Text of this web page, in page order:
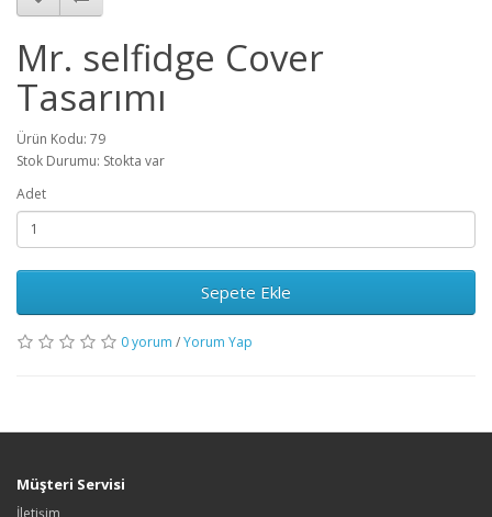
Mr. selfidge Cover
Tasarımı
Ürün Kodu: 79
Stok Durumu: Stokta var
Adet
Sepete Ekle
0 yorum /Yorum Yap
Müşteri Servisi
İletişim